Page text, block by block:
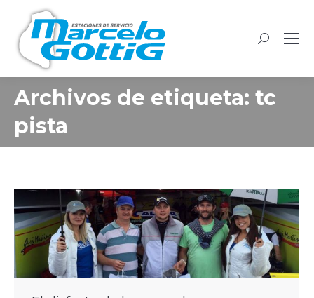
Buscar:
Archivos de etiqueta: tc
pista